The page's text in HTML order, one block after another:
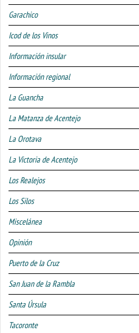
Garachico
Icod de los Vinos
Información insular
Información regional
La Guancha
La Matanza de Acentejo
La Orotava
La Victoria de Acentejo
Los Realejos
Los Silos
Miscelánea
Opinión
Puerto de la Cruz
San Juan de la Rambla
Santa Úrsula
Tacoronte